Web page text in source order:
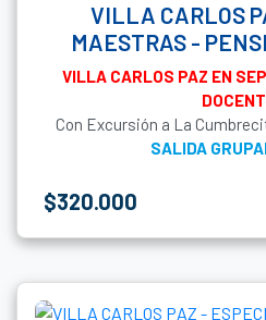
VILLA CARLOS
MAESTRAS -
VILLA CARLOS PAZ EN
Con Excursión a La
SALIDA
$320.000